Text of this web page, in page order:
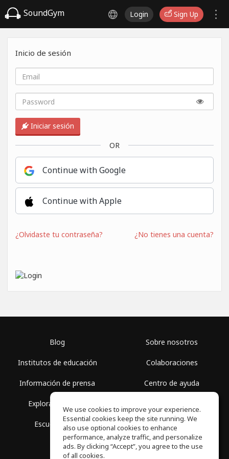
SoundGym Login Sign Up
Inicio de sesión
Iniciar sesión
OR
Continue with Google
Continue with Apple
¿Olvidaste tu contraseña? ¿No tienes una cuenta?
Blog
Institutos de educación
Información de prensa
Explorar espacios
Escuela gratis
Sobre nosotros
Colaboraciones
Centro de ayuda
Política de privacidad
We use cookies to improve your experience.
Essential cookies keep the site running. We
also use optional cookies to enhance
performance, analyze traffic, and personalize
ads. By clicking “Accept”, you agree to the use
of all cookies.